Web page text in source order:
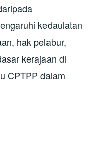
kedaulatan
hak pelabur,
kerajaan di
CPTPP dalam